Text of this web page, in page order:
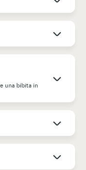
una bibita in